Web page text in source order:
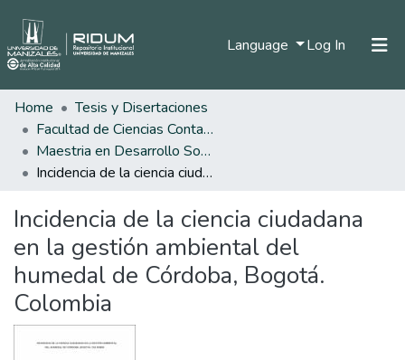
Language Log In (current)
Statistics
Home
Tesis y Disertaciones
Facultad de Ciencias Contables Económicas y Administrativas
Maestria en Desarrollo Sostenible y Medio Ambiente
Incidencia de la ciencia ciudadana en la gestión ambiental del humedal de Córdoba, Bogotá. Colombia
Incidencia de la ciencia ciudadana
en la gestión ambiental del
humedal de Córdoba, Bogotá.
Colombia